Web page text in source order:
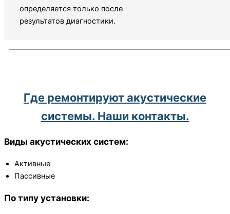
определяется только после
результатов диагностики.
Где ремонтируют акустические
системы. Наши контакты.
Виды акустических систем:
Активные
Пассивные
По типу установки: